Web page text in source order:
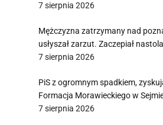
7 sierpnia 2026
Mężczyzna zatrzymany nad
usłyszał zarzut. Zaczepiał
7 sierpnia 2026
PiS z ogromnym spadkiem,
Formacja Morawieckiego w
7 sierpnia 2026